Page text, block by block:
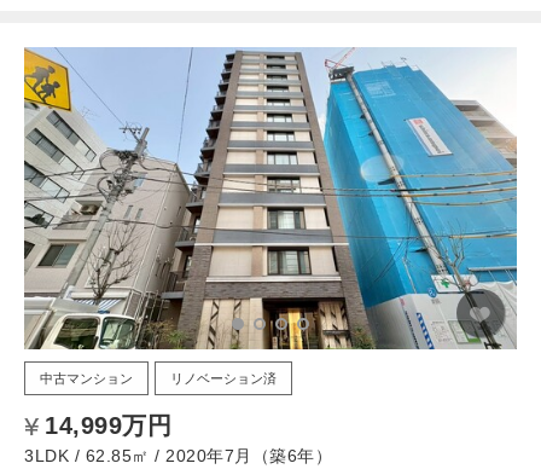
中古マンション リノベーション済
14,999万円
3LDK / 62.85㎡ / 2020年7月（築6年）